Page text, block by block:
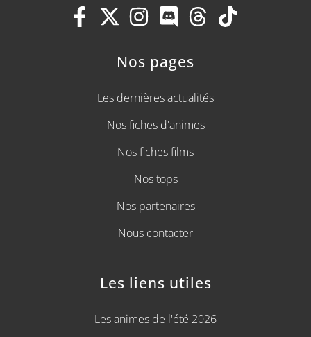
Nos pages
Les dernières actualités
Nos fiches d'animes
Nos fiches films
Nos tops
Nos partenaires
Nous contacter
Les liens utiles
Les animes de l'été 2026